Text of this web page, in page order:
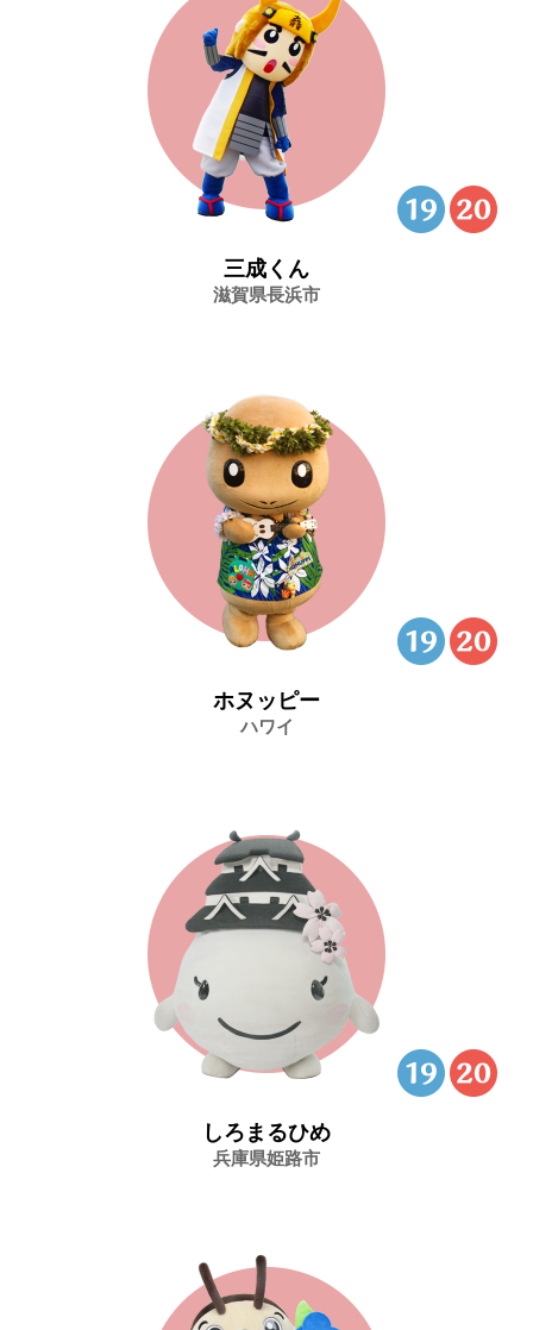
三成くん
滋賀県長浜市
ホヌッピー
ハワイ
しろまるひめ
兵庫県姫路市